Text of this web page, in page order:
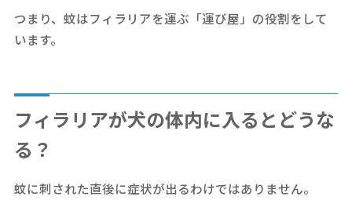
つまり、蚊はフィラリアを運ぶ「運び屋」の役割をして
います。
フィラリアが犬の体内に入るとどうな
る？
蚊に刺された直後に症状が出るわけではありません。